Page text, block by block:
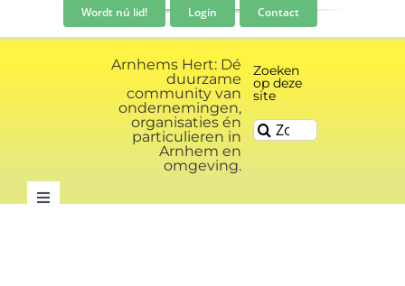
inhoud
Wordt nú lid! Login Contact
Arnhems Hert: Dé
duurzame
community van
ondernemingen,
organisaties én
particulieren in
Arnhem en
omgeving.
Zoeken
op deze
site
Zoeken
naar:
Toggle